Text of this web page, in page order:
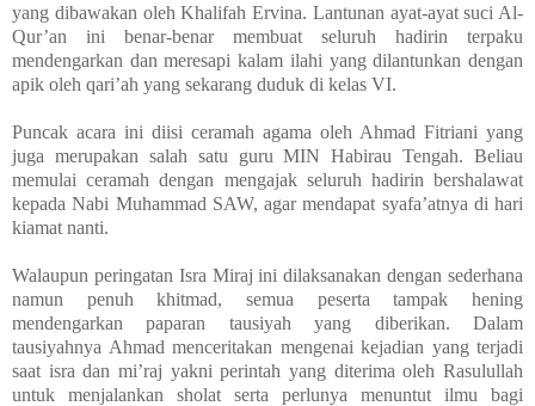
yang dibawakan oleh Khalifah Ervina. Lantunan ayat-ayat suci Al-
Qur’an ini benar-benar membuat seluruh hadirin terpaku
mendengarkan dan meresapi kalam ilahi yang dilantunkan dengan
apik oleh qari’ah yang sekarang duduk di kelas VI.
Puncak acara ini diisi ceramah agama oleh Ahmad Fitriani yang
juga merupakan salah satu guru MIN Habirau Tengah. Beliau
memulai ceramah dengan mengajak seluruh hadirin bershalawat
kepada Nabi Muhammad SAW, agar mendapat syafa’atnya di hari
kiamat nanti.
Walaupun peringatan Isra Miraj ini dilaksanakan dengan sederhana
namun penuh khitmad, semua peserta tampak hening
mendengarkan paparan tausiyah yang diberikan. Dalam
tausiyahnya Ahmad menceritakan mengenai kejadian yang terjadi
saat isra dan mi’raj yakni perintah yang diterima oleh Rasulullah
untuk menjalankan sholat serta perlunya menuntut ilmu bagi